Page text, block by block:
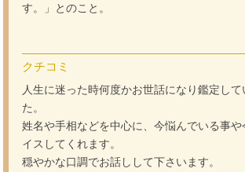
す。」とのこと。
クチコミ
人生に迷った時何度かお世話になり鑑定して
た。
姓名や手相などを中心に、今悩んでいる事
イスしてくれます。
穏やかな口調でお話しして下さいます。